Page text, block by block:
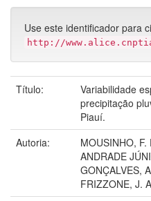
Use este identificador para
http://
Título:
Variabilidade
precipitação
Piauí.
Autoria:
MOUSINHO, F.
ANDRADE
GONÇALVES,
FRIZZONE, J.